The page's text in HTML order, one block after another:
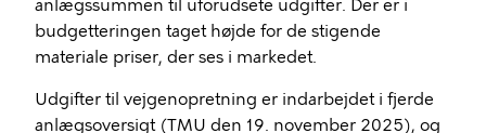
anlægssummen til uforudsete udgifter. Der er i
budgetteringen taget højde for de stigende
materiale priser, der ses i markedet.
Udgifter til vejgenopretning er indarbejdet i fjerde
anlægsoversigt (TMU den 19. november 2025), og